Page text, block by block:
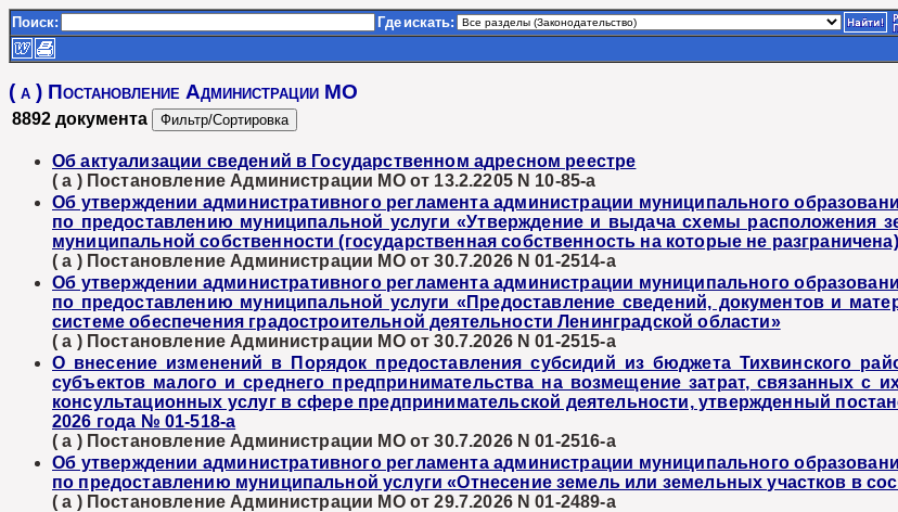
Поиск: Где искать:
( а ) Постановление Администрации МО
8892 документа
Об актуализации сведений в Государственном адресном реестре
( а ) Постановление Администрации МО от 13.2.2205 N 10-85-а
Об утверждении административного регламента администрации муниципального
по предоставлению муниципальной услуги «Утверждение и выдача схемы расположения
муниципальной собственности (государственная собственность на которые не
( а ) Постановление Администрации МО от 30.7.2026 N 01-2514-а
Об утверждении административного регламента администрации муниципального
по предоставлению муниципальной услуги «Предоставление сведений, документов и
системе обеспечения градостроительной деятельности Ленинградской области»
( а ) Постановление Администрации МО от 30.7.2026 N 01-2515-а
О внесение изменений в Порядок предоставления субсидий из бюджета Тихвинского
субъектов малого и среднего предпринимательства на возмещение затрат, связанных
консультационных услуг в сфере предпринимательской деятельности, утвержденный
2026 года № 01-518-а
( а ) Постановление Администрации МО от 30.7.2026 N 01-2516-а
Об утверждении административного регламента администрации муниципального
по предоставлению муниципальной услуги «Отнесение земель или земельных участков в
( а ) Постановление Администрации МО от 29.7.2026 N 01-2489-а